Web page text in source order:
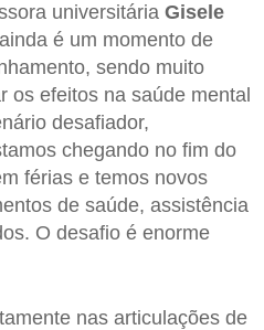
universitária Gisele
é um momento de
sendo muito
os efeitos na saúde mental
desafiador,
chegando no fim do
férias e temos novos
de saúde, assistência
O desafio é enorme
nas articulações de